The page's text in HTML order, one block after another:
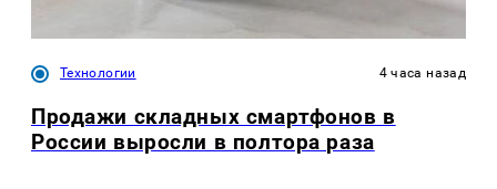
Технологии 4 часа назад
Продажи складных смартфонов в
России выросли в полтора раза